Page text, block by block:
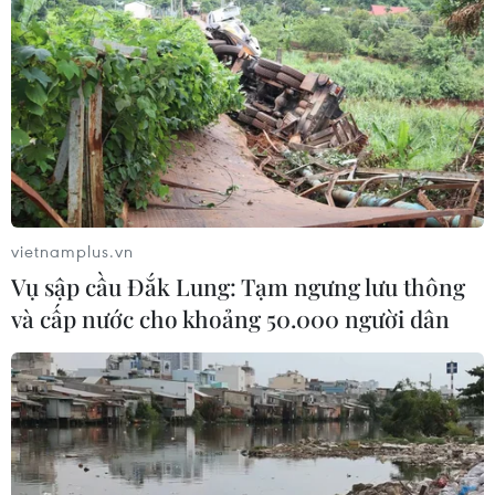
bền vững
07/08/2026 03:04
Xã Tây Giang khai mạc Ngày hội văn
hóa Cơ Tu lần thứ 1
06/08/2026 10:38
Độc đáo Lễ hội đuốc tại tỉnh
Tứ Xuyên của Trung Quốc
06/08/2026 04:33
Làng cổ tại Trung Quốc lung
linh trong lễ diễu hành đèn lồng cá
06/08/2026 04:11
vietnamplus.vn
Vụ sập cầu Đắk Lung: Tạm ngưng lưu thông
và cấp nước cho khoảng 50.000 người dân